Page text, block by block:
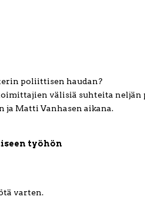
poliittisen haudan?
välisiä suhteita neljän
ja Matti Vanhasen aikana.
työhön
varten.